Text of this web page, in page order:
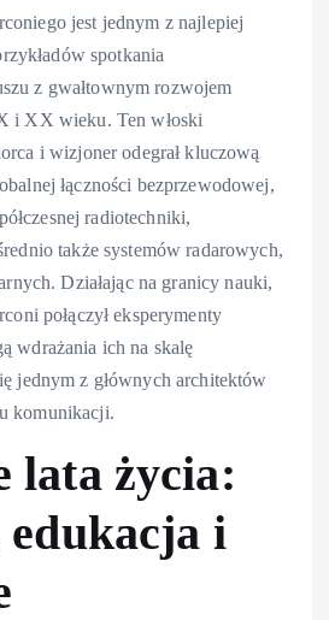
jest jednym z najlepiej
spotkania
z gwałtownym rozwojem
i XX wieku. Ten włoski
i wizjoner odegrał kluczową
łączności bezprzewodowej,
radiotechniki,
także systemów radarowych,
Działając na granicy nauki,
połączył eksperymenty
wdrażania ich na skalę
jednym z głównych architektów
komunikacji.
lata życia:
i